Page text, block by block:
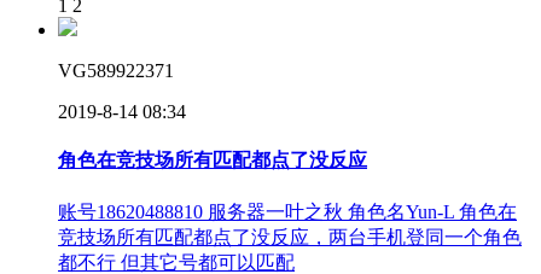
1 2
VG589922371
2019-8-14 08:34
角色在竞技场所有匹配都点了没反应
账号18620488810 服务器一叶之秋 角色名Yun-L 角色在
竞技场所有匹配都点了没反应，两台手机登同一个角色
都不行 但其它号都可以匹配